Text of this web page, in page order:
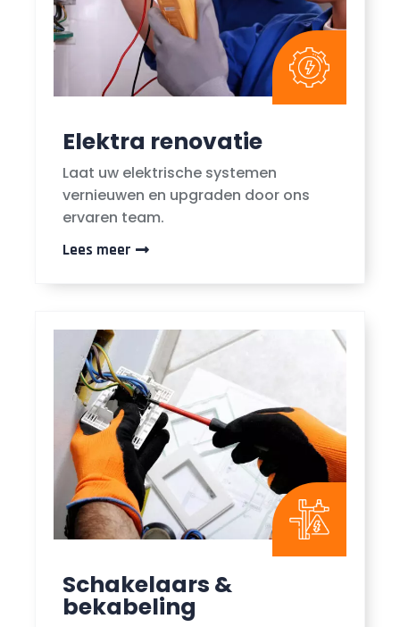
Elektra renovatie
Laat uw elektrische systemen
vernieuwen en upgraden door ons
ervaren team.
Lees meer
Schakelaars &
bekabeling